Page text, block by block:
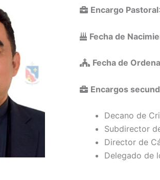
Encargo Pastoral
Fecha de
Fecha de
Encargos
Decano de
Subdirector
Director de
Delegado de